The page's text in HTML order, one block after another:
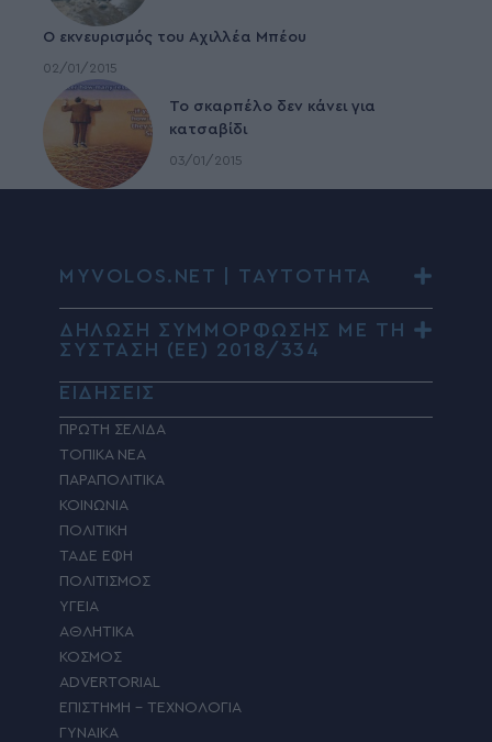
Ο εκνευρισμός του Αχιλλέα Μπέου
02/01/2015
To σκαρπέλο δεν κάνει για
κατσαβίδι
03/01/2015
MYVOLOS.NET | ΤΑΥΤΟΤΗΤΑ
ΔΗΛΩΣΗ ΣΥΜΜΟΡΦΩΣΗΣ ΜΕ ΤΗ
ΣΥΣΤΑΣΗ (ΕΕ) 2018/334
ΕΙΔΗΣΕΙΣ
ΠΡΩΤΗ ΣΕΛΙΔΑ
ΤΟΠΙΚΑ ΝΕΑ
ΠΑΡΑΠΟΛΙΤΙΚΑ
ΚΟΙΝΩΝΙΑ
ΠΟΛΙΤΙΚΗ
ΤΑΔΕ ΕΦΗ
ΠΟΛΙΤΙΣΜΟΣ
ΥΓΕΙΑ
ΑΘΛΗΤΙΚΑ
ΚΟΣΜΟΣ
ADVERTORIAL
ΕΠΙΣΤΗΜΗ – ΤΕΧΝΟΛΟΓΙΑ
ΓΥΝΑΙΚΑ